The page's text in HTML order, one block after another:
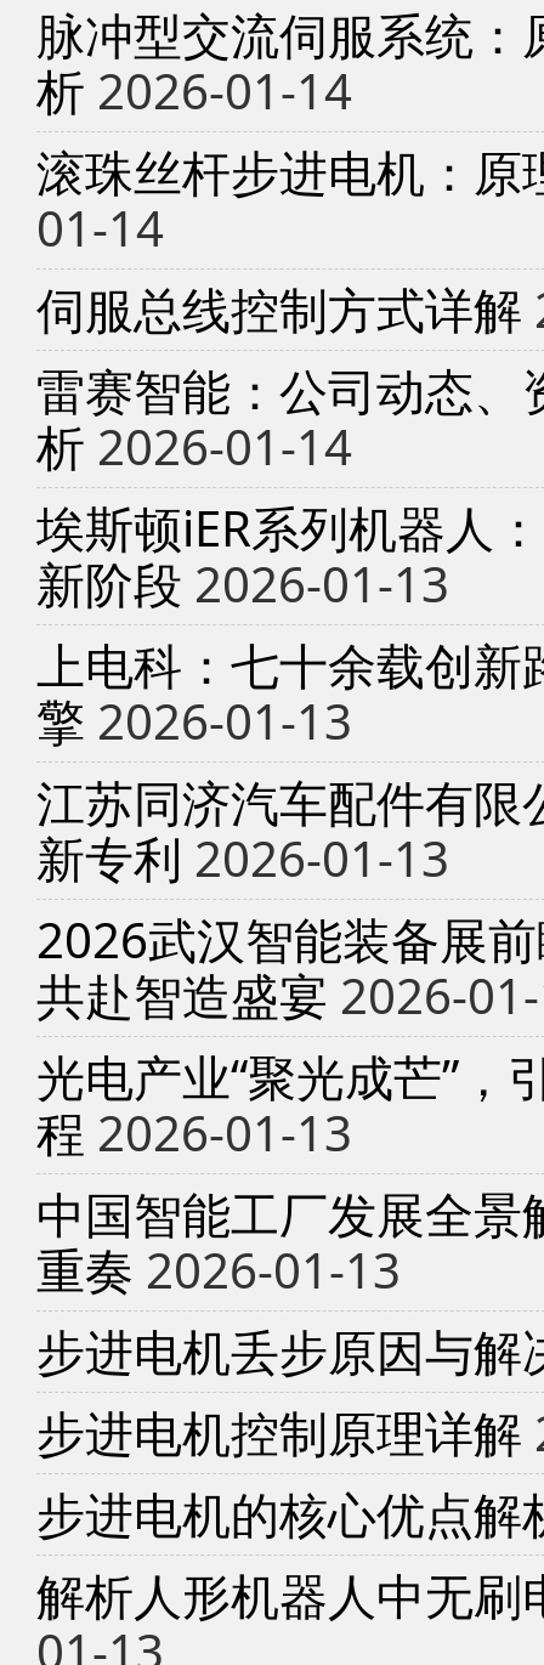
脉冲型交流伺服系统
析 2026-01-14
滚珠丝杆步进电机：
01-14
伺服总线控制方式详解
雷赛智能：公司动态
析 2026-01-14
埃斯顿iER系列机器人
新阶段 2026-01-13
上电科：七十余载创
擎 2026-01-13
江苏同济汽车配件有
新专利 2026-01-13
2026武汉智能装备展
共赴智造盛宴 2026-
光电产业“聚光成芒”，
程 2026-01-13
中国智能工厂发展全
重奏 2026-01-13
步进电机丢步原因与解
步进电机控制原理详解
步进电机的核心优点解
解析人形机器人中无
01-13